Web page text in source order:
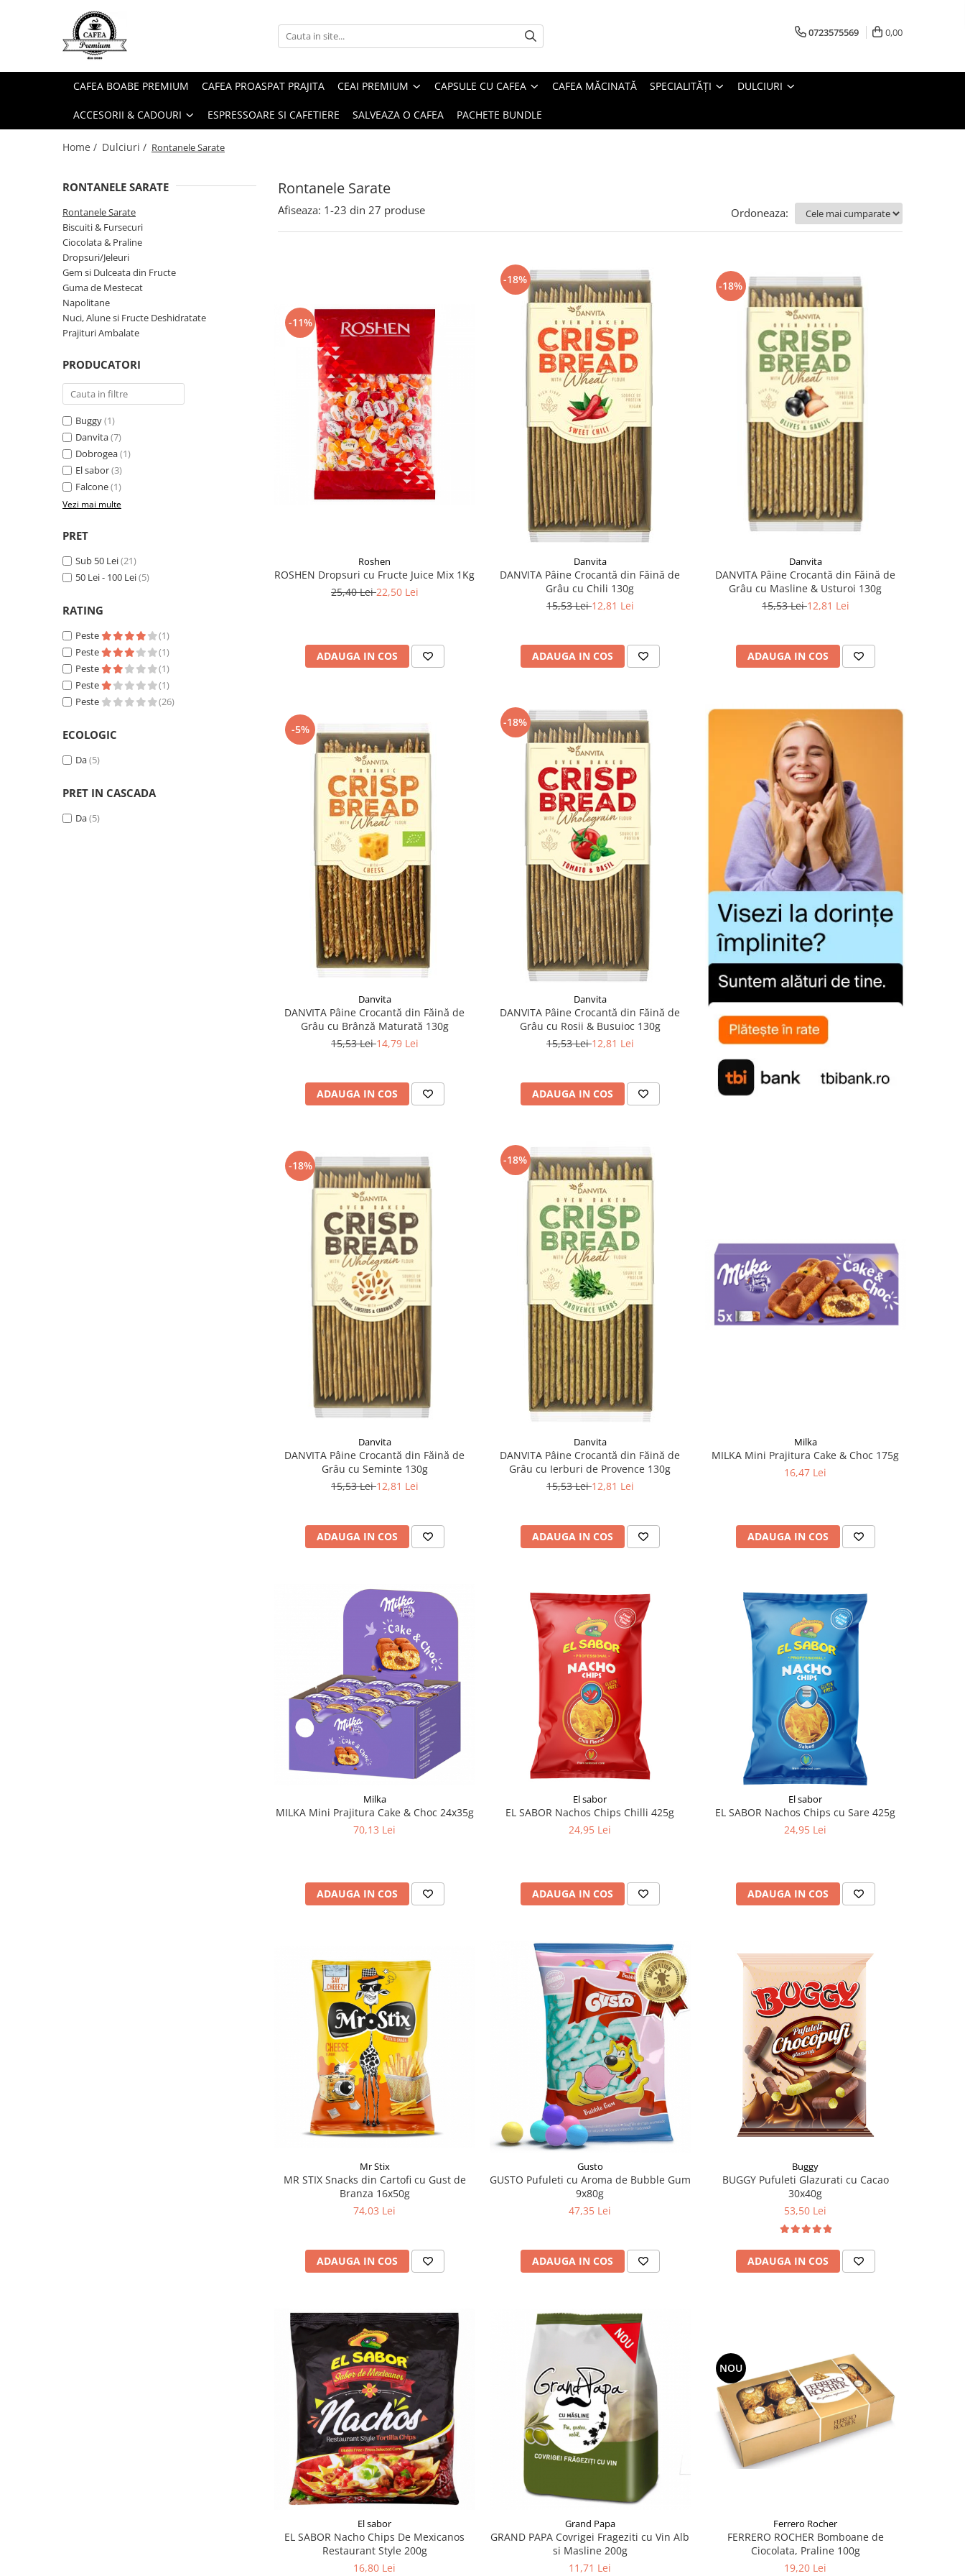
Ceai Premium
Capsule cu Cafea
Specialități
Ciocolată Caldă / Cappuccino
Dulciuri
Ciocolata & Praline
Dropsuri/Jeleuri
Guma de Mestecat
Napolitane
Nuci, Alune si Fructe Deshidratate
Prajituri Ambalate
Accesorii & Cadouri
Lapte pentru Cafea
Pahare / Capace / Palete
Ulei și Oțet
Ustensile Diverse
Zahăr, Miere & Îndulcitori
0723575569 0,00
CAFEA BOABE PREMIUM CAFEA PROASPAT PRAJITA CEAI PREMIUM CAPSULE CU CAFEA CAFEA MĂCINATĂ SPECIALITĂȚI DULCIURI
ACCESORII & CADOURI ESPRESSOARE SI CAFETIERE SALVEAZA O CAFEA PACHETE BUNDLE
Home / Dulciuri / Rontanele Sarate
Rontanele Sarate
RONTANELE SARATE
Rontanele Sarate
Biscuiti & Fursecuri
Ciocolata & Praline
Dropsuri/Jeleuri
Gem si Dulceata din Fructe
Guma de Mestecat
Napolitane
Nuci, Alune si Fructe Deshidratate
Prajituri Ambalate
PRODUCATORI
Buggy(1)
Danvita(7)
Dobrogea(1)
El sabor(3)
Falcone(1)
Vezi mai multe
PRET
Sub 50 Lei(21)
50 Lei - 100 Lei(5)
RATING
Peste
(1)
Peste
(1)
Peste
(1)
Peste
(1)
Peste
(26)
ECOLOGIC
Da(5)
PRET IN CASCADA
Da(5)
Afiseaza: 1-23 din 27 produse Ordoneaza:
-11%
Roshen
ROSHEN Dropsuri cu Fructe Juice Mix 1Kg
25,40 Lei22,50 Lei
ADAUGA IN COS
-18%
Danvita
DANVITA Pâine Crocantă din Făină de
Grâu cu Chili 130g
15,53 Lei12,81 Lei
ADAUGA IN COS
-18%
Danvita
DANVITA Pâine Crocantă din Făină de
Grâu cu Masline & Usturoi 130g
15,53 Lei12,81 Lei
ADAUGA IN COS
-5%
Danvita
DANVITA Pâine Crocantă din Făină de
Grâu cu Brânză Maturată 130g
15,53 Lei14,79 Lei
ADAUGA IN COS
-18%
Danvita
DANVITA Pâine Crocantă din Făină de
Grâu cu Rosii & Busuioc 130g
15,53 Lei12,81 Lei
ADAUGA IN COS
-18%
Danvita
DANVITA Pâine Crocantă din Făină de
Grâu cu Seminte 130g
15,53 Lei12,81 Lei
ADAUGA IN COS
-18%
Danvita
DANVITA Pâine Crocantă din Făină de
Grâu cu Ierburi de Provence 130g
15,53 Lei12,81 Lei
ADAUGA IN COS
Milka
MILKA Mini Prajitura Cake & Choc 175g
16,47 Lei
ADAUGA IN COS
Milka
MILKA Mini Prajitura Cake & Choc 24x35g
70,13 Lei
ADAUGA IN COS
El sabor
EL SABOR Nachos Chips Chilli 425g
24,95 Lei
ADAUGA IN COS
El sabor
EL SABOR Nachos Chips cu Sare 425g
24,95 Lei
ADAUGA IN COS
Mr Stix
MR STIX Snacks din Cartofi cu Gust de
Branza 16x50g
74,03 Lei
ADAUGA IN COS
Gusto
GUSTO Pufuleti cu Aroma de Bubble Gum
9x80g
47,35 Lei
ADAUGA IN COS
Buggy
BUGGY Pufuleti Glazurati cu Cacao
30x40g
53,50 Lei
ADAUGA IN COS
El sabor
EL SABOR Nacho Chips De Mexicanos
Restaurant Style 200g
16,80 Lei
Grand Papa
GRAND PAPA Covrigei Frageziti cu Vin Alb
si Masline 200g
11,71 Lei
NOU
Ferrero Rocher
FERRERO ROCHER Bomboane de
Ciocolata, Praline 100g
19,20 Lei